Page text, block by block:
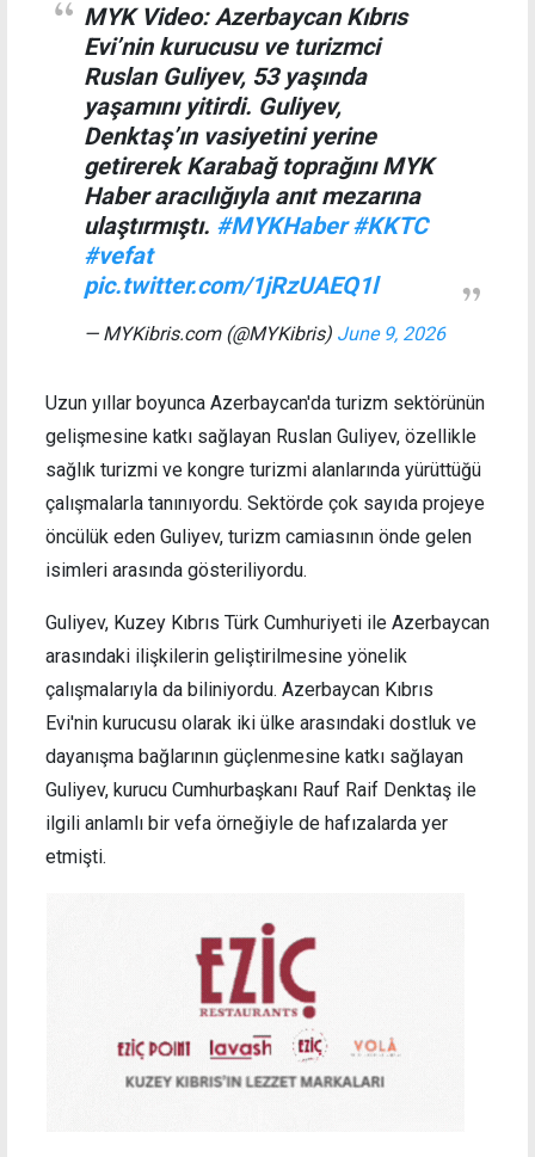
MYK Video: Azerbaycan Kıbrıs
Evi’nin kurucusu ve turizmci
Ruslan Guliyev, 53 yaşında
yaşamını yitirdi. Guliyev,
Denktaş’ın vasiyetini yerine
getirerek Karabağ toprağını MYK
Haber aracılığıyla anıt mezarına
ulaştırmıştı. #MYKHaber #KKTC
#vefat
pic.twitter.com/1jRzUAEQ1l
— MYKibris.com (@MYKibris) June 9, 2026
Uzun yıllar boyunca Azerbaycan'da turizm sektörünün
gelişmesine katkı sağlayan Ruslan Guliyev, özellikle
sağlık turizmi ve kongre turizmi alanlarında yürüttüğü
çalışmalarla tanınıyordu. Sektörde çok sayıda projeye
öncülük eden Guliyev, turizm camiasının önde gelen
isimleri arasında gösteriliyordu.
Guliyev, Kuzey Kıbrıs Türk Cumhuriyeti ile Azerbaycan
arasındaki ilişkilerin geliştirilmesine yönelik
çalışmalarıyla da biliniyordu. Azerbaycan Kıbrıs
Evi'nin kurucusu olarak iki ülke arasındaki dostluk ve
dayanışma bağlarının güçlenmesine katkı sağlayan
Guliyev, kurucu Cumhurbaşkanı Rauf Raif Denktaş ile
ilgili anlamlı bir vefa örneğiyle de hafızalarda yer
etmişti.